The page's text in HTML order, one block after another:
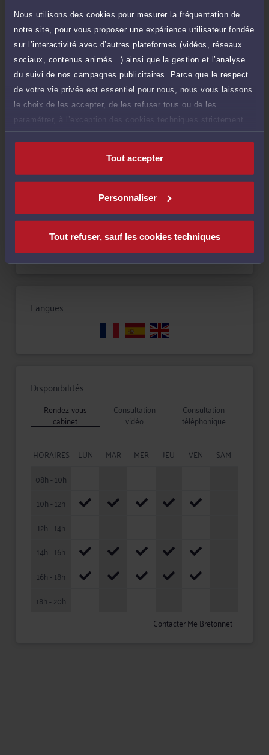
Nous utilisons des cookies pour mesurer la fréquentation de
notre site, pour vous proposer une expérience utilisateur fondée
sur l’interactivité avec d’autres plateformes (vidéos, réseaux
sociaux, contenus animés…) ainsi que la gestion et l’analyse
du suivi de nos campagnes publicitaires. Parce que le respect
de votre vie privée est essentiel pour nous, nous vous laissons
le choix de les accepter, de les refuser tous ou de les
paramétrer, à l’exception des cookies techniques strictement
nécessaires au fonctionnement du site.
Tout accepter
Personnaliser
Tout refuser, sauf les cookies techniques
Payer des honoraires ou une facture
Vous souhaitez payer une facture ou des
honoraires à l’avocat par Carte Bancaire.
Payer
Compétences
Procédure d'appel
Langues
Disponibilités
Rendez-vous
cabinet
Consultation
vidéo
Consultation
téléphonique
HORAIRES LUN MAR MER JEU VEN
SAM
08h - 10h
10h - 12h
12h - 14h
14h - 16h
16h - 18h
18h - 20h
Contacter Me Bretonnet